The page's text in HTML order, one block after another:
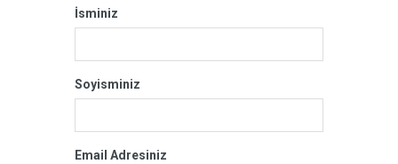
İsminiz
Soyisminiz
Email Adresiniz